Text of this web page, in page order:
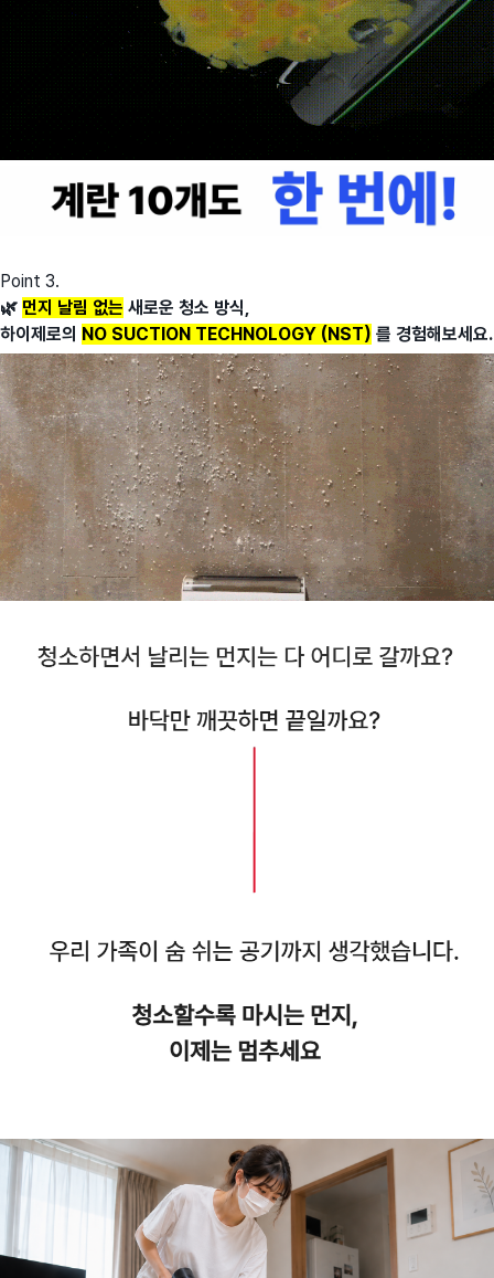
Point 3.
🌿 먼지 날림 없는 새로운 청소 방식,
하이제로의 NO SUCTION TECHNOLOGY (NST) 를 경험해보세요.